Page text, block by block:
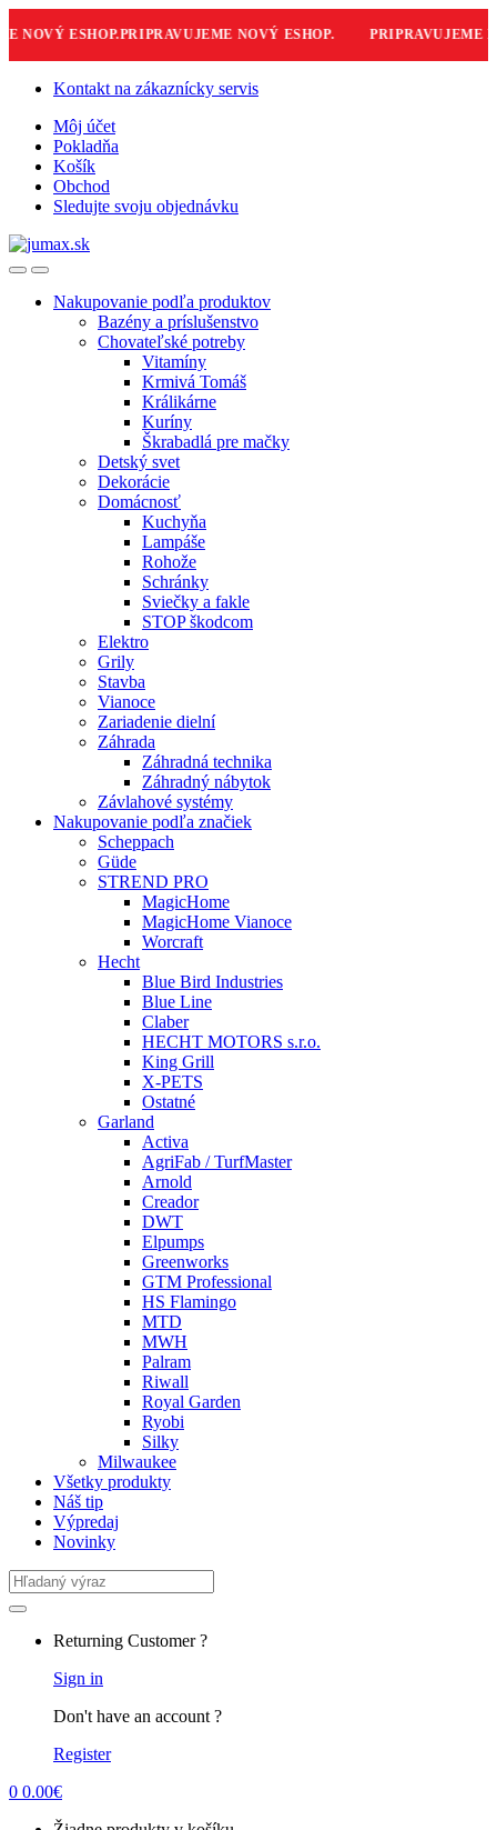
NOVÝ ESHOP.PRIPRAVUJEME NOVÝ ESHOP. PRIPRAVUJEME
Skip
navigation
Skip
content
Kontakt na zákaznícky servis
Môj účet
Pokladňa
Košík
Obchod
Sledujte svoju objednávku
Nakupovanie podľa produktov
Bazény a príslušenstvo
Chovateľské potreby
Vitamíny
Krmivá Tomáš
Králikárne
Kuríny
Škrabadlá pre mačky
Detský svet
Dekorácie
Domácnosť
Kuchyňa
Lampáše
Rohože
Schránky
Sviečky a fakle
STOP škodcom
Elektro
Grily
Stavba
Vianoce
Zariadenie dielní
Záhrada
Záhradná technika
Záhradný nábytok
Závlahové systémy
Nakupovanie podľa značiek
Scheppach
Güde
STREND PRO
MagicHome
MagicHome Vianoce
Worcraft
Hecht
Blue Bird Industries
Blue Line
Claber
HECHT MOTORS s.r.o.
King Grill
X-PETS
Ostatné
Garland
Activa
AgriFab / TurfMaster
Arnold
Creador
DWT
Elpumps
Greenworks
GTM Professional
HS Flamingo
MTD
MWH
Palram
Riwall
Royal Garden
Ryobi
Silky
Milwaukee
Všetky produkty
Náš tip
Výpredaj
Novinky
Search
for:
Returning Customer ?
Sign in
Don't have an account ?
Register
0 0.00€